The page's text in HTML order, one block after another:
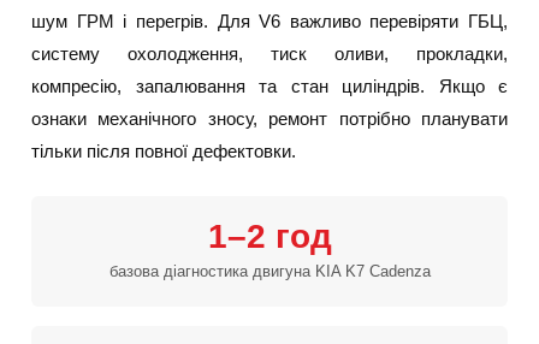
шум ГРМ і перегрів. Для V6 важливо перевіряти ГБЦ,
систему охолодження, тиск оливи, прокладки,
компресію, запалювання та стан циліндрів. Якщо є
ознаки механічного зносу, ремонт потрібно планувати
тільки після повної дефектовки.
1–2 год
базова діагностика двигуна KIA K7 Cadenza